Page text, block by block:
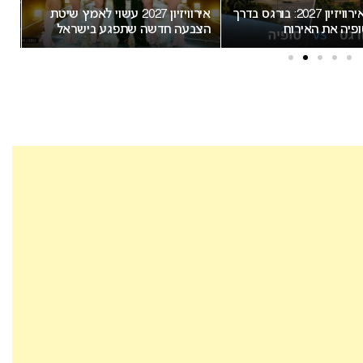
אירוויזיון 2027 עשוי לאמץ שיטת
שתפגע בישראל
“אני צריכה לשתף אתכם במשהו
חשוב”: הכרזתה של זוכת האירוויזיון
מסעירה את הרשת